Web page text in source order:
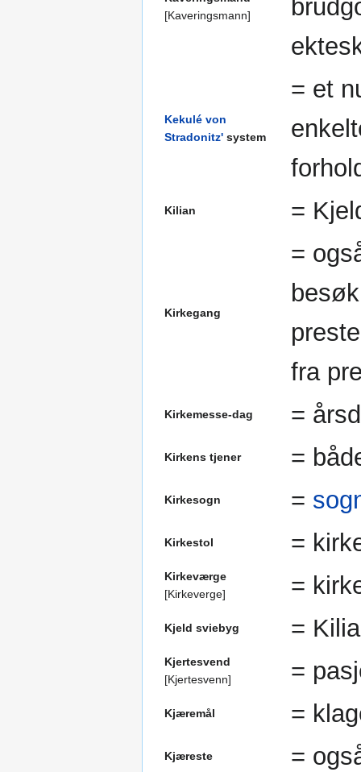
[Kaveringsmann]
Kekulé von
Stradonitz' system
= et
Kilian =
Kirkegang
=
fra
Kirkemesse-dag =
Kirkens tjener =
Kirkesogn =
Kirkestol =
Kirkeværge
[Kirkeverge]
=
Kjeld sviebyg =
Kjertesvend
[Kjertesvenn]
=
Kjæremål =
Kjæreste =